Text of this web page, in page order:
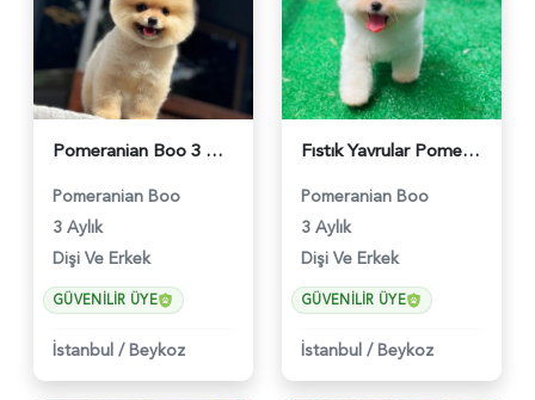
Pomeranian Boo 3 Aylık Bebek Yavrular - 6178
Pomeranian Boo
3 Aylık
Dişi Ve Erkek
GÜVENILIR ÜYE
İstanbul / Beykoz
Fıstık Yavrular Pomeranian Boo - 6032
Pomeranian Boo
3 Aylık
Dişi Ve Erkek
GÜVENILIR ÜYE
İstanbul / Beykoz